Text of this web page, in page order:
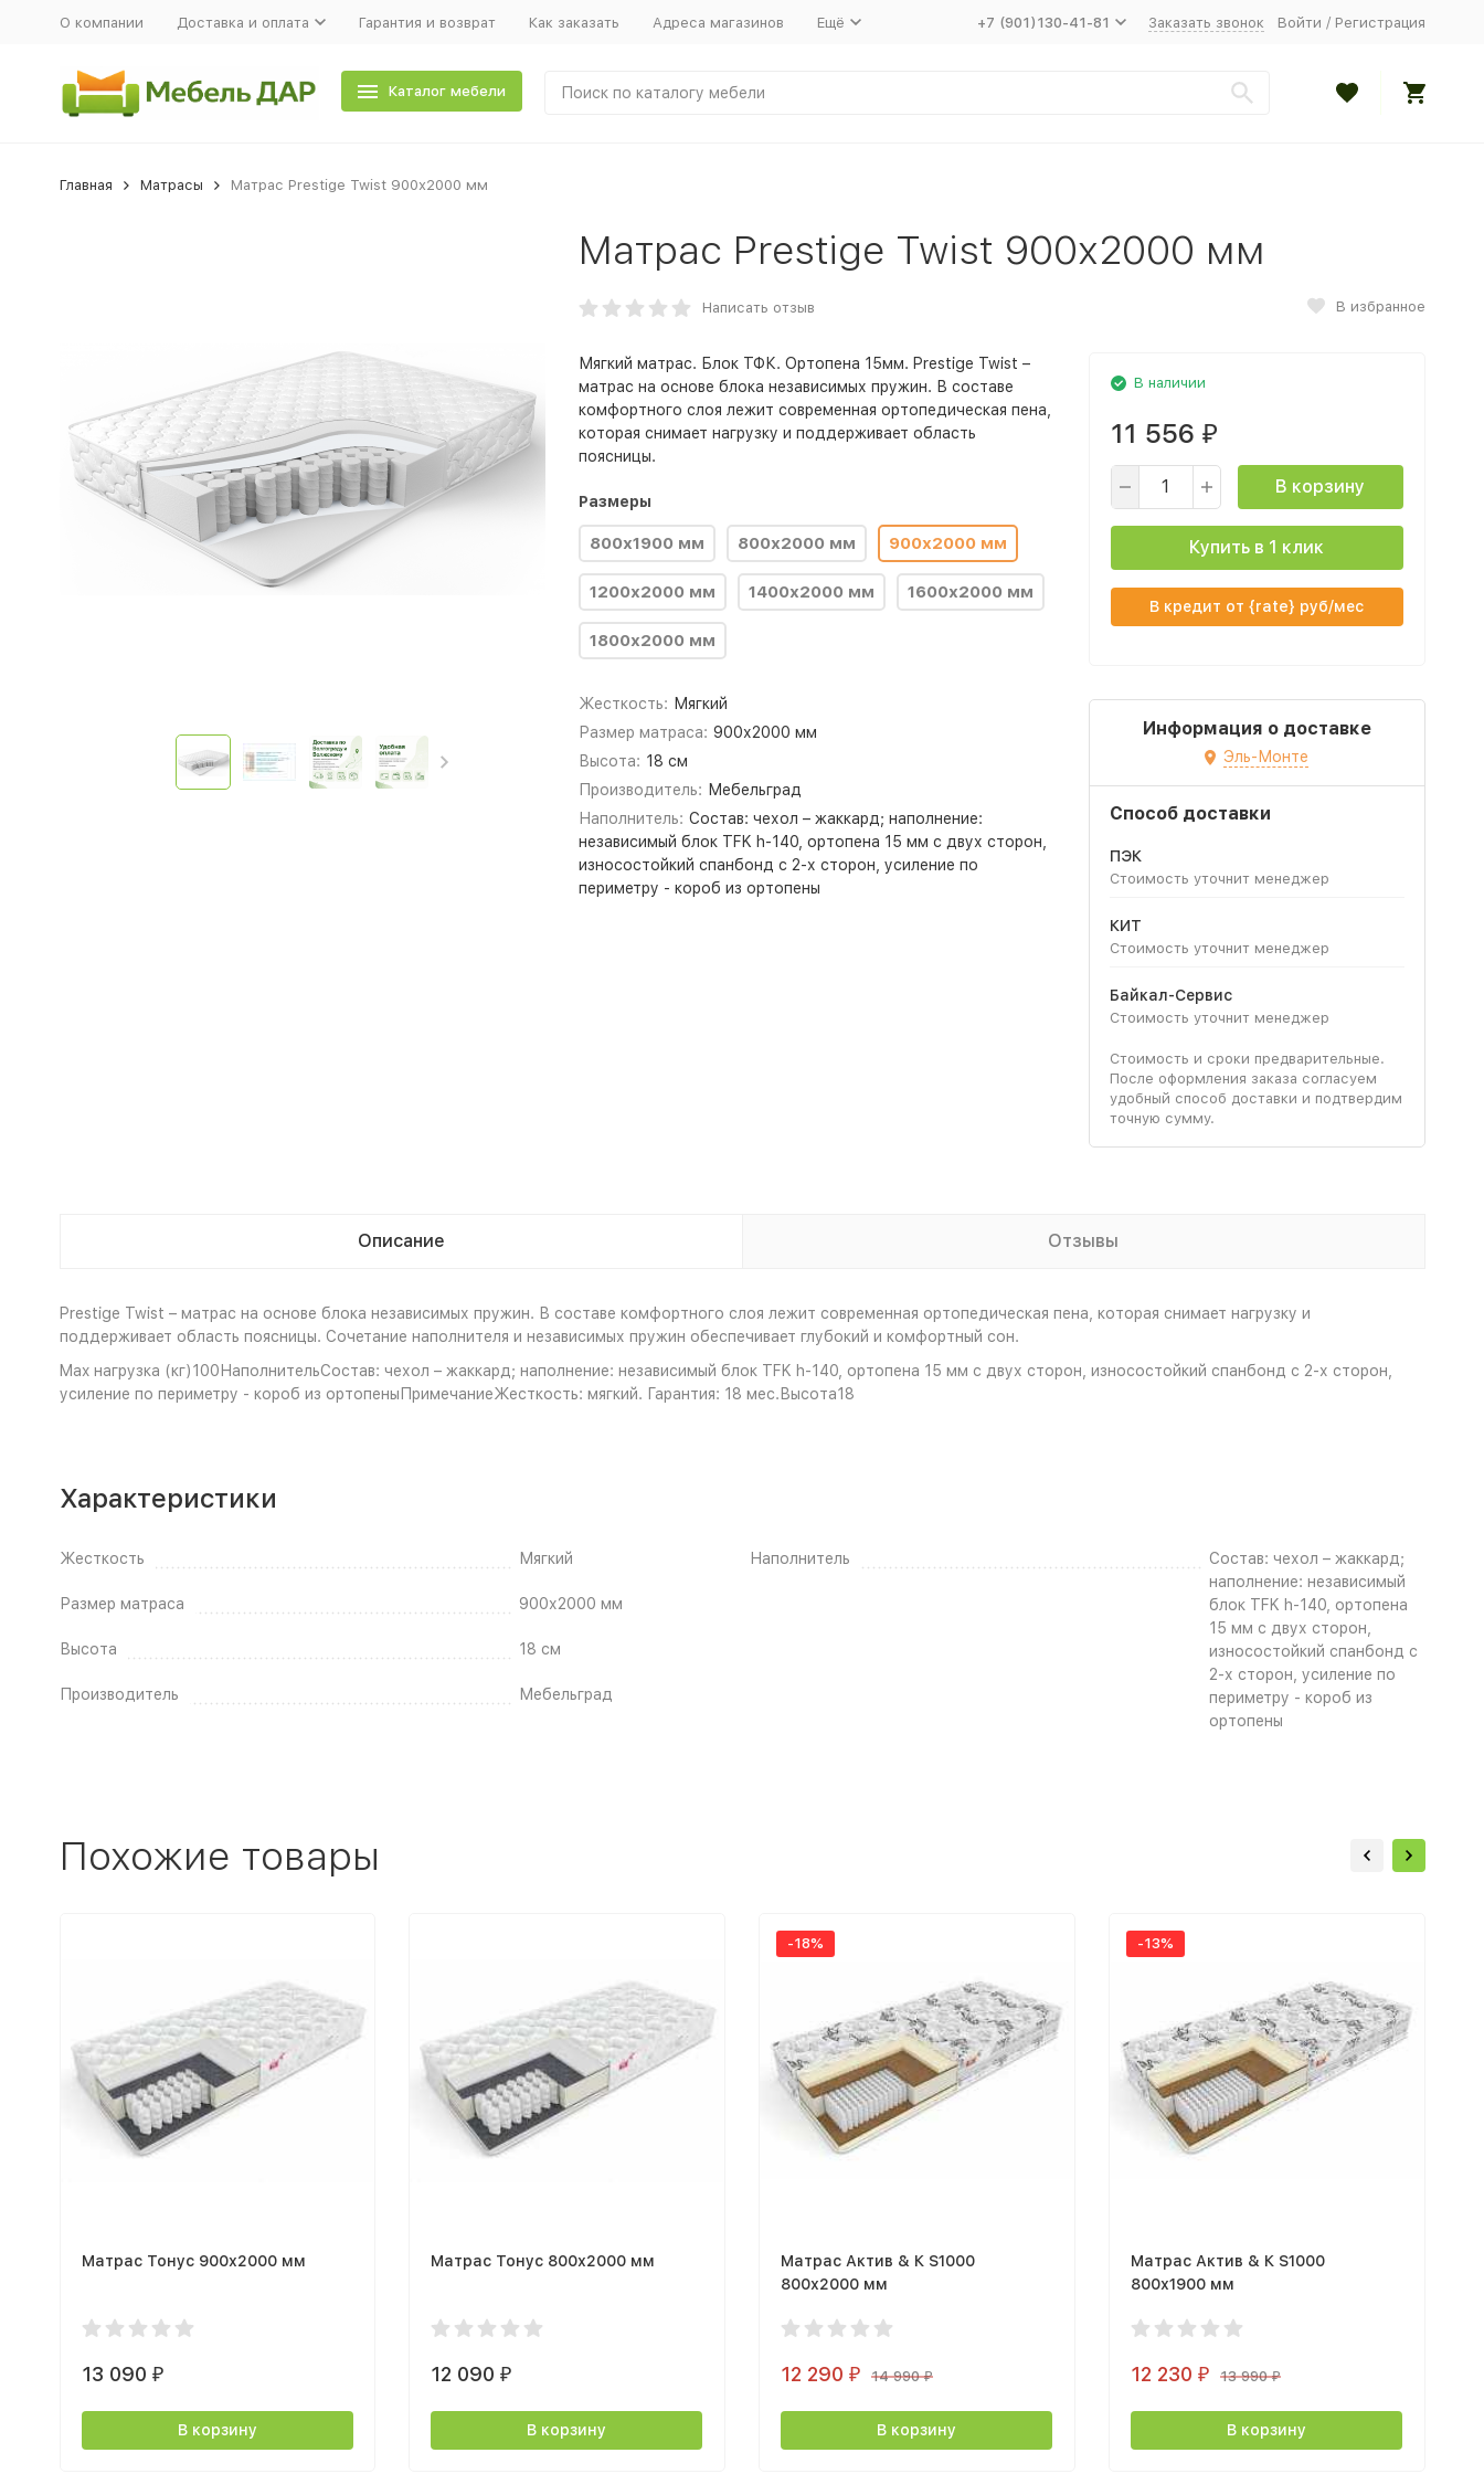
О компании Доставка и оплата Гарантия и возврат Как заказать Адреса магазинов Ещё +7 (901)130-41-81 Заказать звонок Войти / Регистрация
Каталог мебели
Главная Матрасы Матрас Prestige Twist 900х2000 мм
Матрас Prestige Twist 900х2000 мм
Написать отзыв В избранное
Мягкий матрас. Блок ТФК. Ортопена 15мм. Prestige Twist –
матрас на основе блока независимых пружин. В составе
комфортного слоя лежит современная ортопедическая пена,
которая снимает нагрузку и поддерживает область
поясницы.
Размеры
800х1900 мм 800х2000 мм 900х2000 мм
1200х2000 мм 1400х2000 мм 1600х2000 мм
1800х2000 мм
Жесткость: Мягкий
Размер матраса: 900х2000 мм
Высота: 18 см
Производитель: Мебельград
Наполнитель: Состав: чехол – жаккард; наполнение:
независимый блок TFK h-140, ортопена 15 мм с двух сторон,
износостойкий спанбонд с 2-х сторон, усиление по
периметру - короб из ортопены
В наличии
11 556 ₽
В корзину
Купить в 1 клик
В кредит от {rate} руб/мес
Информация о доставке
Эль-Монте
Способ доставки
ПЭК
Стоимость уточнит менеджер
КИТ
Стоимость уточнит менеджер
Байкал-Сервис
Стоимость уточнит менеджер
Стоимость и сроки предварительные.
После оформления заказа согласуем
удобный способ доставки и подтвердим
точную сумму.
Описание Отзывы
Prestige Twist – матрас на основе блока независимых пружин. В составе комфортного слоя лежит современная ортопедическая пена, которая снимает нагрузку и
поддерживает область поясницы. Сочетание наполнителя и независимых пружин обеспечивает глубокий и комфортный сон.
Max нагрузка (кг)100НаполнительСостав: чехол – жаккард; наполнение: независимый блок TFK h-140, ортопена 15 мм с двух сторон, износостойкий спанбонд с 2-х сторон,
усиление по периметру - короб из ортопеныПримечаниеЖесткость: мягкий. Гарантия: 18 мес.Высота18
Характеристики
Жесткость Мягкий
Размер матраса 900х2000 мм
Высота 18 см
Производитель Мебельград
Наполнитель
Состав: чехол – жаккард;
наполнение: независимый
блок TFK h-140, ортопена
15 мм с двух сторон,
износостойкий спанбонд с
2-х сторон, усиление по
периметру - короб из
ортопены
Похожие товары
Матрас Тонус 900х2000 мм
13 090 ₽
В корзину
Матрас Тонус 800х2000 мм
12 090₽
В корзину
-18%
Матрас Актив & К S1000
800х2000 мм
12 290 ₽ 14 990₽
В корзину
-13%
Матрас Актив & К S1000
800х1900 мм
12 230 ₽ 13 990₽
В корзину